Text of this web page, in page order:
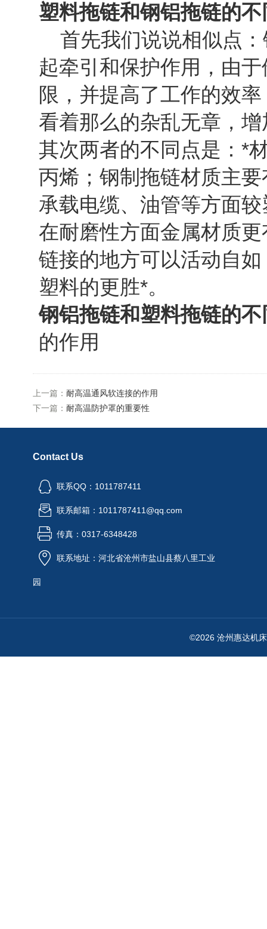
塑料拖链和钢铝拖链的
首先我们说说相似点：
起牵引和保护作用，由
限，并提高了工作的效
看着那么的杂乱无章，
其次两者的不同点是：*
丙烯；钢制拖链材质主
承载电缆、油管等方面
在耐磨性方面金属材质
链接的地方可以活动自
塑料的更胜*。
钢铝拖链和塑料拖链的不
的作用
上一篇： 耐高温通风软连接的作用
下一篇： 耐高温防护罩的重要性
Contact Us
联系QQ：1011787411
联系邮箱：1011787411@qq.com
传真：0317-6348428
联系地址：河北省沧州市盐山县蔡八里工业
园
©2026 沧州惠达机